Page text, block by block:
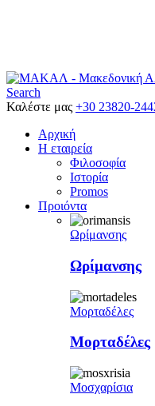
Search
Καλέστε μας +30 23820-
Αρχική
Η εταιρεία
Φιλοσοφία
Ιστορία
Promos
Προιόντα
Ωρίμανσης
Ωρίμανσης
Μορταδέλες
Μορταδέλες
Μοσχαρίσια